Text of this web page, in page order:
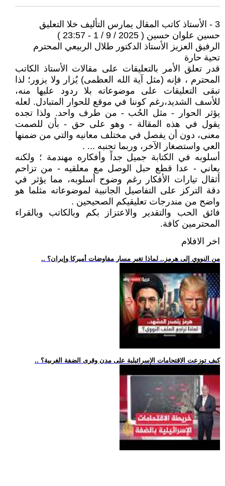
3 - الأستاذ كاتب المقال يمارس التأليف خلا التعليق
حسين علوان حسين ( 2025 / 9 / 1 - 23:57 )
الرفيق العزيز الأستاذ الدكتور طلال الربيعي المحترم
تحية حارة
قدر تعلق الأمر بالتعليقات على مقالات الأستاذ الكاتب
المحترم ، فإنه (مثل آية الله العظمى) يُزار ولا يزور؛ لذا
تبقى التعليقات على موضوعاته بلا ردود عليها منه،
للأسف الشديد،رغم كوننا في موقع للحوار المتبادل. لعله
يؤثر الحوار - مثل الحُب - من طرف واحد. ولذا تجده
يقول في هذه المقالة - وهو على حق - بأن للصمت
معنى، دون أن يفصل في مختلف معانيه والتي من ضمنها
العي واستصغار الآخر، وربما تجنبه ... .
أسلوبه في الكتابة جميل جداً وأفكاره مهندمة ؛ ولكنه
يعاني - عدا قطع حبل الوصل مع معلقيه - من تزاحم
أثقال تيارات الأفكار رغم وضوح أسلوبه، مما يؤثر في
دقة التركز على التفاصيل الجانبية لموضوعاته مثلما هو
واضح من مندرجات تعليقيكم الصحيحين .
فائق الحب والتقدير والاعتزاز بكم وبالكاتب وبالقراء
المحترمين كافة.
اخر الافلام
.. من النووي إلى هرمز.. لماذا تغير مسار مفاوضات أميركا وإيران؟
.. كيف توزعت الاقتحامات الإسرائيلية على مدن وقرى الضفة الغربية؟